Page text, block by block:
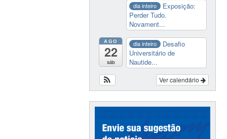
dia inteiro
Exposição:
Perder Tudo.
Novament...
AGO
22
sáb
dia inteiro
Desafio
Universitário de
Nautide...
Ver calendário